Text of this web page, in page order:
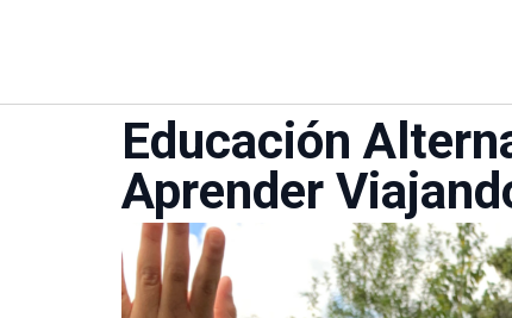
Educación
Aprender